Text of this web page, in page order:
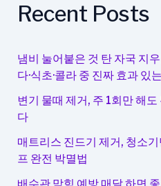
해
Recent Posts
냄비 눌어붙은 것 탄 자국 지
다·식초·콜라 중 진짜 효과 있
변기 물때 제거, 주 1회만 해
다
매트리스 진드기 제거, 청소
프 완전 박멸법